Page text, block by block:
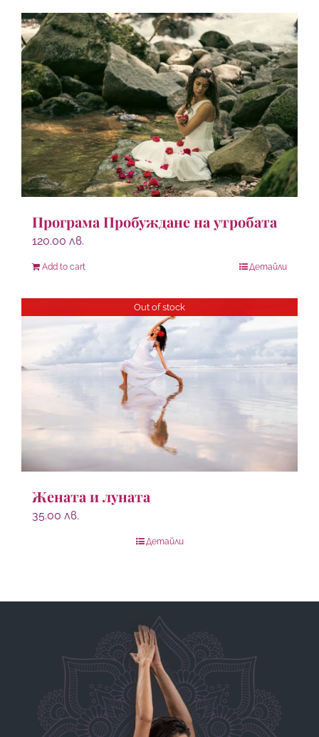
Програма Пробуждане на утробата
120.00 лв.
Add to cart Детайли
Out of stock
Жената и луната
35.00 лв.
Детайли